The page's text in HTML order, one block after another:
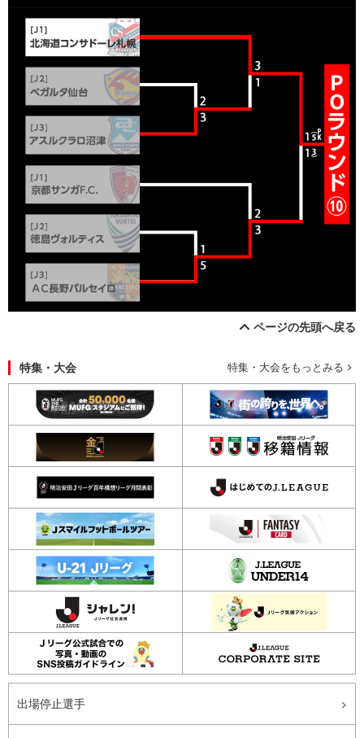
ページの先頭へ戻る
特集・大会 特集・大会をもっとみる
出場停止選手